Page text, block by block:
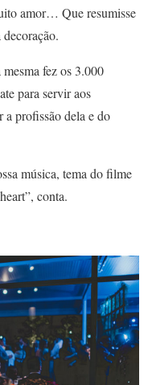
amor… Que resumisse
decoração.
fez os 3.000
para servir aos
a profissão dela e do
música, tema do filme
conta.